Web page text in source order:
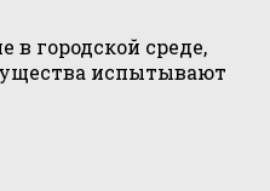
городской среде,
испытывают